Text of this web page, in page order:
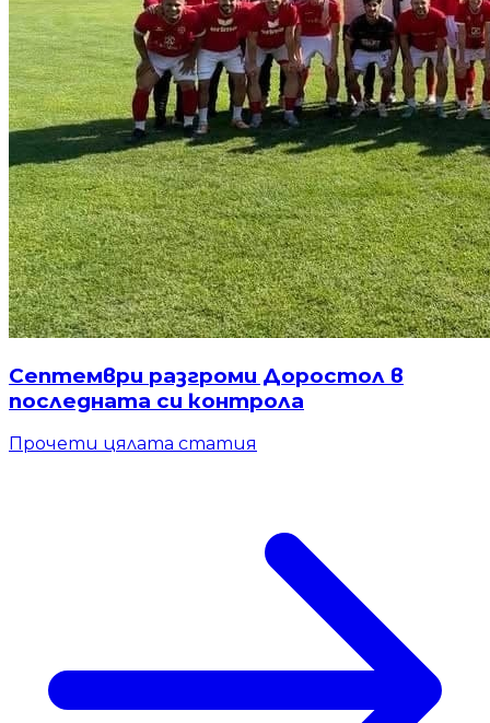
Септември разгроми Доростол в
последната си контрола
Прочети цялата статия